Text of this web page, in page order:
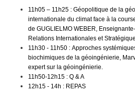
11h05 – 11h25 : Géopolitique de la
internationale du climat face à la
de GUGLIELMO WEBER,
Relations Internationales et
11h30 - 11h50 : Approches
biochimiques de la géoingénierie,
expert sur la géoingénierie.
11h50-12h15 : Q & A
12h15 - 14h : REPAS